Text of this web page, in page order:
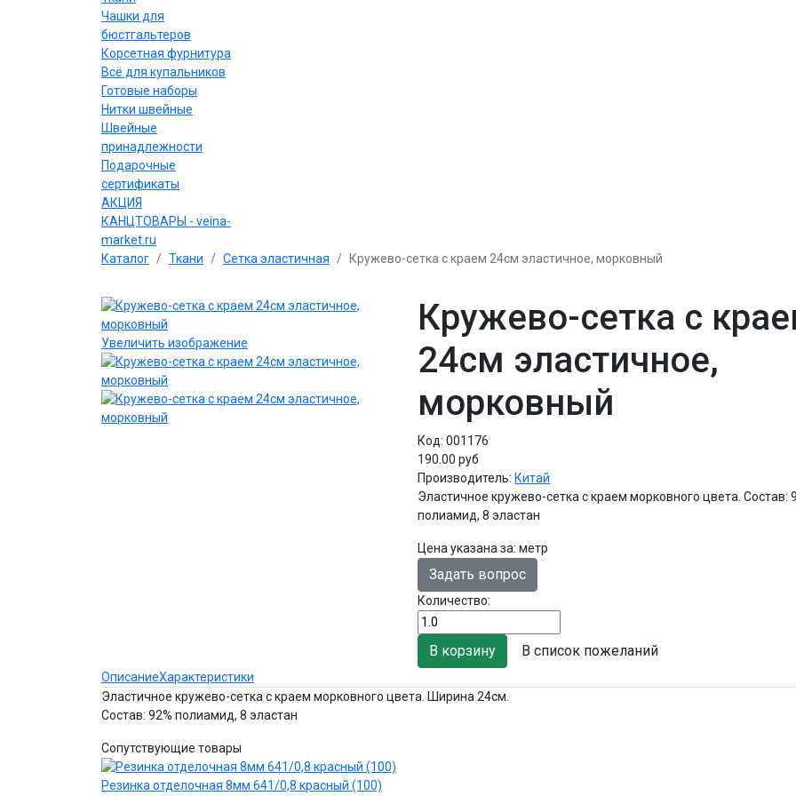
Чашки для
бюстгальтеров
Корсетная фурнитура
Всё для купальников
Готовые наборы
Нитки швейные
Швейные
принадлежности
Подарочные
сертификаты
АКЦИЯ
КАНЦТОВАРЫ - veina-
market.ru
Каталог Ткани Сетка эластичная Кружево-сетка с краем 24см эластичное, морковный
Увеличить изображение
Кружево-сетка с
24см эластичное,
морковный
Код:001176
190.00 руб
Производитель:Китай
Эластичное кружево-сетка с краем морковного цвета. Состав:
полиамид, 8 эластан
Цена указана за:метр
Задать вопрос
Количество:
В список пожеланий
ОписаниеХарактеристики
Эластичное кружево-сетка с краем морковного цвета. Ширина 24см.
Состав: 92% полиамид, 8 эластан
Сопутствующие товары
Резинка отделочная 8мм 641/0,8 красный (100)